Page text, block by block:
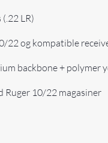
LR)
22 og kompatible
backbone + polymer
Ruger 10/22 magasiner